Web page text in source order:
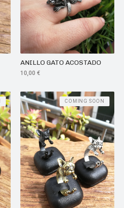
ANILLO GATO ACOSTADO
10,00 €
COMING SOON